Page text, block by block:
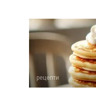
рецепти